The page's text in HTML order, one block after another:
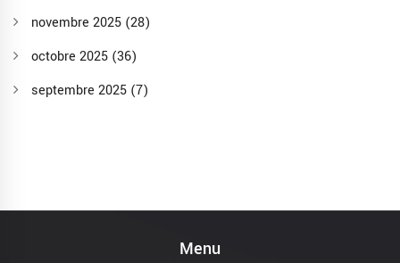
novembre 2025 (28)
octobre 2025 (36)
septembre 2025 (7)
Menu